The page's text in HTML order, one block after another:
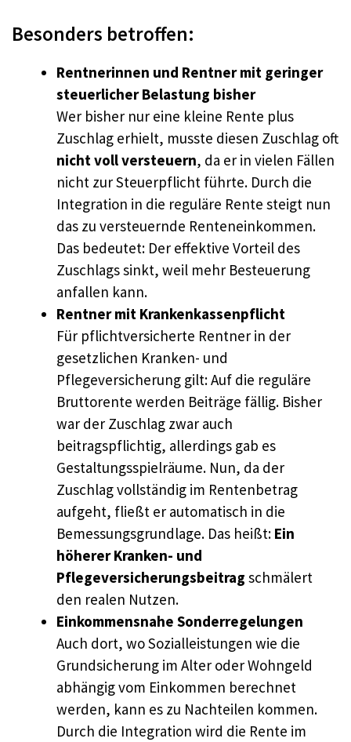
Besonders betroffen:
Rentnerinnen und Rentner mit geringer
steuerlicher Belastung bisher
Wer bisher nur eine kleine Rente plus
Zuschlag erhielt, musste diesen Zuschlag oft
nicht voll versteuern, da er in vielen Fällen
nicht zur Steuerpflicht führte. Durch die
Integration in die reguläre Rente steigt nun
das zu versteuernde Renteneinkommen.
Das bedeutet: Der effektive Vorteil des
Zuschlags sinkt, weil mehr Besteuerung
anfallen kann.
Rentner mit Krankenkassenpflicht
Für pflichtversicherte Rentner in der
gesetzlichen Kranken- und
Pflegeversicherung gilt: Auf die reguläre
Bruttorente werden Beiträge fällig. Bisher
war der Zuschlag zwar auch
beitragspflichtig, allerdings gab es
Gestaltungsspielräume. Nun, da der
Zuschlag vollständig im Rentenbetrag
aufgeht, fließt er automatisch in die
Bemessungsgrundlage. Das heißt: Ein
höherer Kranken- und
Pflegeversicherungsbeitrag schmälert
den realen Nutzen.
Einkommensnahe Sonderregelungen
Auch dort, wo Sozialleistungen wie die
Grundsicherung im Alter oder Wohngeld
abhängig vom Einkommen berechnet
werden, kann es zu Nachteilen kommen.
Durch die Integration wird die Rente im